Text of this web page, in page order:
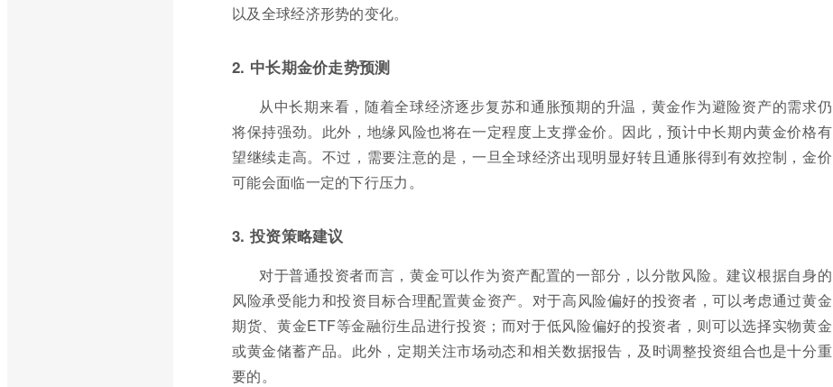
以及全球经济形势的变化。
2. 中长期金价走势预测
从中长期来看，随着全球经济逐步复苏和通胀预期的升温，黄金作为避险资产的需求仍
将保持强劲。此外，地缘风险也将在一定程度上支撑金价。因此，预计中长期内黄金价格有
望继续走高。不过，需要注意的是，一旦全球经济出现明显好转且通胀得到有效控制，金价
可能会面临一定的下行压力。
3. 投资策略建议
对于普通投资者而言，黄金可以作为资产配置的一部分，以分散风险。建议根据自身的
风险承受能力和投资目标合理配置黄金资产。对于高风险偏好的投资者，可以考虑通过黄金
期货、黄金ETF等金融衍生品进行投资；而对于低风险偏好的投资者，则可以选择实物黄金
或黄金储蓄产品。此外，定期关注市场动态和相关数据报告，及时调整投资组合也是十分重
要的。